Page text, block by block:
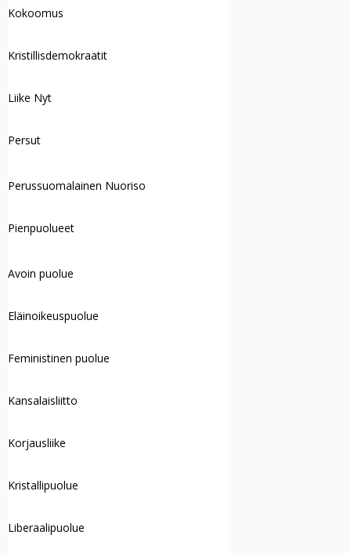
Kokoomus
Kristillisdemokraatit
Liike Nyt
Persut
Perussuomalainen Nuoriso
Pienpuolueet
Avoin puolue
Eläinoikeuspuolue
Feministinen puolue
Kansalaisliitto
Korjausliike
Kristallipuolue
Liberaalipuolue